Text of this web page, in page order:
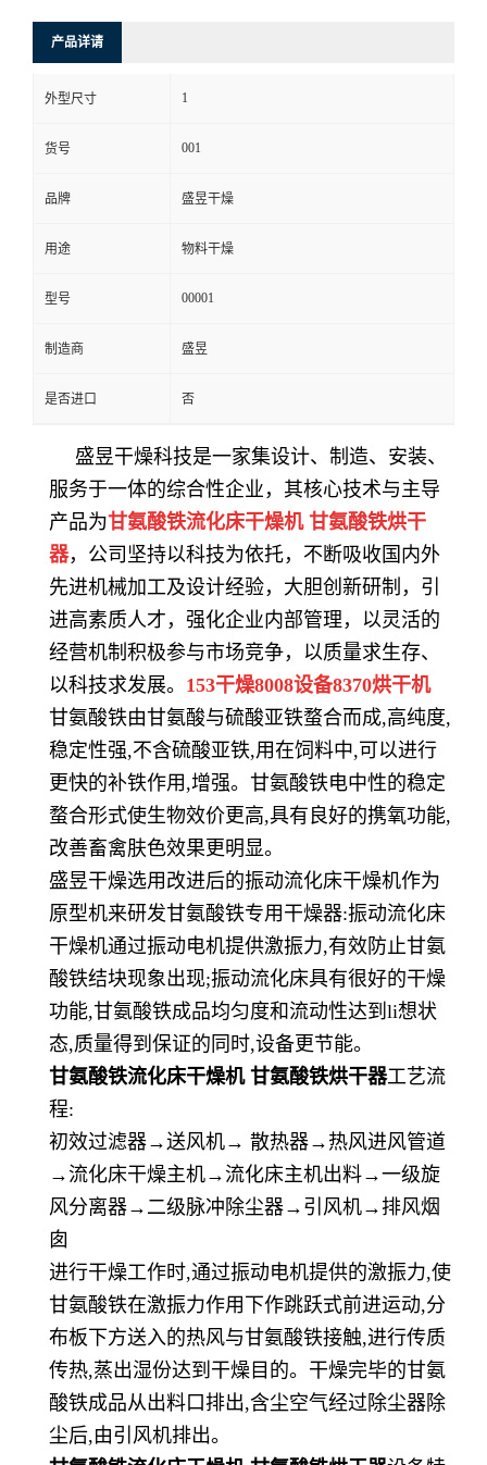
产品详请
外型尺寸 1
货号 001
品牌 盛昱干燥
用途 物料干燥
型号 00001
制造商 盛昱
是否进口 否
盛昱干燥科技是一家集设计、制造、安装、
服务于一体的综合性企业，其核心技术与主导
产品为甘氨酸铁流化床干燥机 甘氨酸铁烘干
器，公司坚持以科技为依托，不断吸收国内外
先进机械加工及设计经验，大胆创新研制，引
进高素质人才，强化企业内部管理，以灵活的
经营机制积极参与市场竞争，以质量求生存、
以科技求发展。 153干燥8008设备8370烘干机
甘氨酸铁由甘氨酸与硫酸亚铁蝥合而成,高纯度,
稳定性强,不含硫酸亚铁,用在饲料中,可以进行
更快的补铁作用,增强。甘氨酸铁电中性的稳定
蝥合形式使生物效价更高,具有良好的携氧功能,
改善畜禽肤色效果更明显。
盛昱干燥选用改进后的振动流化床干燥机作为
原型机来研发甘氨酸铁专用干燥器:振动流化床
干燥机通过振动电机提供激振力,有效防止甘氨
酸铁结块现象出现;振动流化床具有很好的干燥
功能,甘氨酸铁成品均匀度和流动性达到li想状
态,质量得到保证的同时,设备更节能。
甘氨酸铁流化床干燥机 甘氨酸铁烘干器工艺流
程:
初效过滤器→送风机→ 散热器→热风进风管道
→流化床干燥主机→流化床主机出料→一级旋
风分离器→二级脉冲除尘器→引风机→排风烟
囱
进行干燥工作时,通过振动电机提供的激振力,使
甘氨酸铁在激振力作用下作跳跃式前进运动,分
布板下方送入的热风与甘氨酸铁接触,进行传质
传热,蒸出湿份达到干燥目的。干燥完毕的甘氨
酸铁成品从出料口排出,含尘空气经过除尘器除
尘后,由引风机排出。